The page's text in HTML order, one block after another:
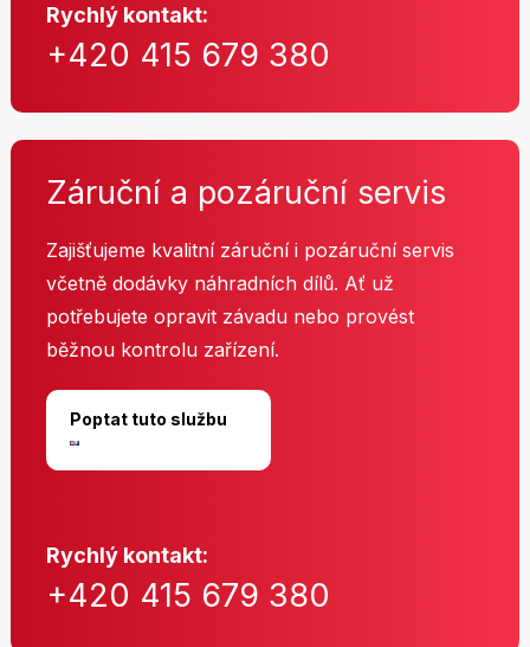
Rychlý kontakt:
+420 415 679 380
Záruční a pozáruční servis
Zajišťujeme kvalitní záruční i pozáruční servis
včetně dodávky náhradních dílů. Ať už
potřebujete opravit závadu nebo provést
běžnou kontrolu zařízení.
Poptat tuto službu
Rychlý kontakt:
+420 415 679 380